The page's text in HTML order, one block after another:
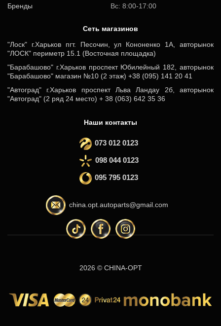
Бренды
Вс: 8:00-17:00
Cеть магазинов
"Лоск" г.Харьков пгт. Песочин, ул Кононенко 1А, авторынок
"ЛОСК" периметр 15.1 (Восточная площадка)
"Барабашово" г.Харьков проспект Юбилейный 182, авторынок
"Барабашово" магазин №10 (2 этаж) +38 (095) 141 20 41
"Автоград" г.Харьков проспект Льва Ландау 2б, авторынок
"Автоград" (2 ряд 24 место) + 38 (063) 642 35 36
Наши контакты
073 012 0123
098 044 0123
095 795 0123
china.opt.autoparts@gmail.com
2026 © CHINA-OPT